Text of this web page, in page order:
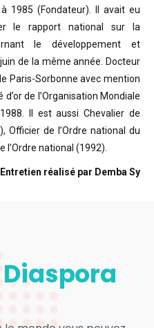
1985 (Fondateur). Il avait eu
le rapport national sur la
le développement et
de la même année.
Docteur
Paris-Sorbonne avec mention
d’or de l’Organisation Mondiale
Il est aussi Chevalier de
Officier de l’Ordre national du
national (1992).
Entretien réalisé par Demba Sy